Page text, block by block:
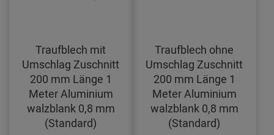
Traufblech mit
Umschlag Zuschnitt
200 mm Länge 1
Meter Aluminium
walzblank 0,8 mm
(Standard)
Traufblech ohne
Umschlag Zuschnitt
200 mm Länge 1
Meter Aluminium
walzblank 0,8 mm
(Standard)